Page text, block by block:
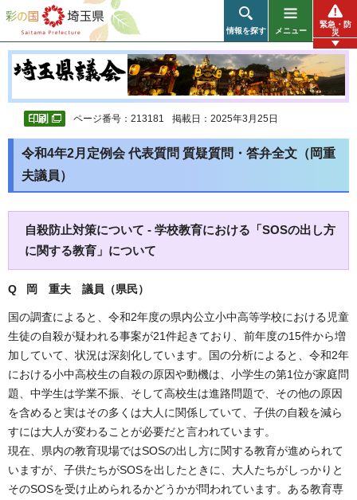
彩の国 埼玉県
情報を探す メニュー
緊急・防
災
ページ番号：213181 掲載日：2025年3月25日
令和4年2月定例会 代表質問 質疑質問・答弁全文（岡重
夫議員）
自殺防止対策について - 学校教育における「SOSの出し方
に関する教育」について
Q 岡 重夫 議員（県民）
国の調査によると、令和2年度の県内公立小中高等学校における児童
生徒の自殺が疑われる事案が21件起きており、前年度の15件から増
加していて、状況は深刻化しています。国の分析によると、令和2年
における小中高校生の自殺の原因や動機は、小学生の第1位が家庭問
題、中学生は学業不振、そして高校生は進路問題で、その他の原因
を含めると実はその多くは大人に関係していて、子供の自殺を減ら
すには大人が変わることが必要だと言われています。
現在、県内の教育現場ではSOSの出し方に関する教育が進められて
いますが、子供たちがSOSを出したときに、大人たちがしっかりと
そのSOSを受け止められるかどうかが問われています。ある教育専